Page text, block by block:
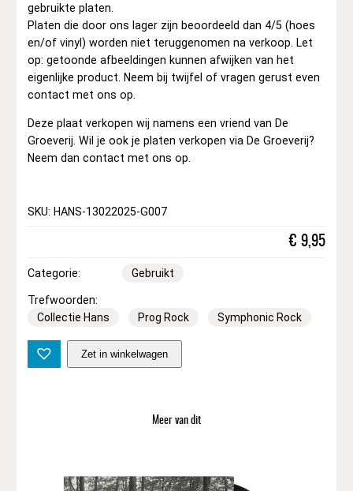
gebruikte platen.
Platen die door ons lager zijn beoordeeld dan 4/5 (hoes
en/of vinyl) worden niet teruggenomen na verkoop. Let
op: getoonde afbeeldingen kunnen afwijken van het
eigenlijke product. Neem bij twijfel of vragen gerust even
contact met ons op.
Deze plaat verkopen wij namens een vriend van De
Groeverij. Wil je ook je platen verkopen via De Groeverij?
Neem dan contact met ons op.
SKU: HANS-13022025-G007
€ 9,95
Categorie: Gebruikt
Trefwoorden:
Collectie Hans
Prog Rock Symphonic Rock
i
W
m
Zet in winkelwagen
Meer van dit